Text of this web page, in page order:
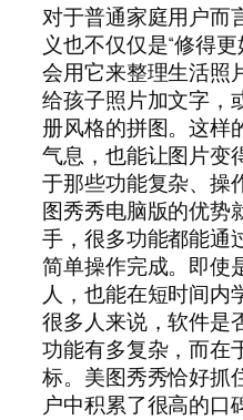
对于普通家庭用户而
义也不仅仅是“修得
会用它来整理生活照
给孩子照片加文字，
册风格的拼图。这样
气息，也能让图片变
于那些功能复杂、操
图秀秀电脑版的优势
手，很多功能都能通
简单操作完成。即使
人，也能在短时间内
很多人来说，软件是
功能有多复杂，而在
标。美图秀秀恰好抓
户中积累了很高的口